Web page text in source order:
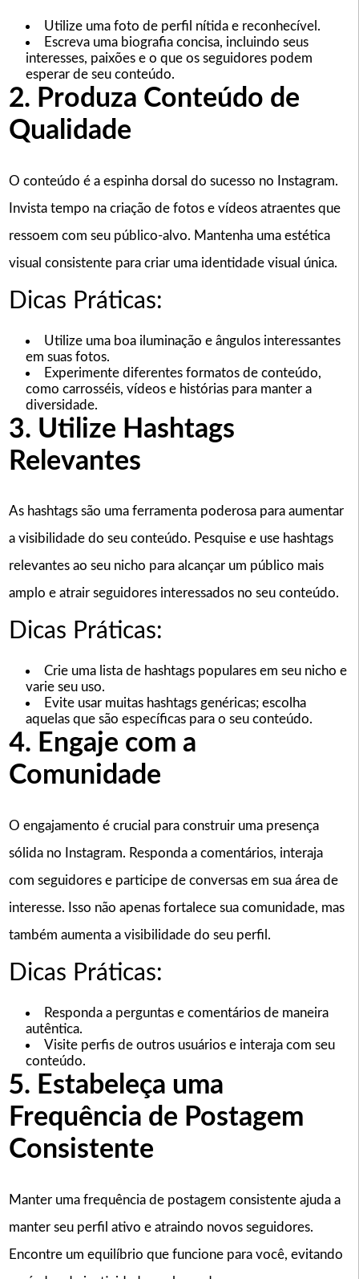
Utilize uma foto de perfil nítida e reconhecível.
Escreva uma biografia concisa, incluindo seus
interesses, paixões e o que os seguidores podem
esperar de seu conteúdo.
2. Produza Conteúdo de
Qualidade
O conteúdo é a espinha dorsal do sucesso no Instagram.
Invista tempo na criação de fotos e vídeos atraentes que
ressoem com seu público-alvo. Mantenha uma estética
visual consistente para criar uma identidade visual única.
Dicas Práticas:
Utilize uma boa iluminação e ângulos interessantes
em suas fotos.
Experimente diferentes formatos de conteúdo,
como carrosséis, vídeos e histórias para manter a
diversidade.
3. Utilize Hashtags
Relevantes
As hashtags são uma ferramenta poderosa para aumentar
a visibilidade do seu conteúdo. Pesquise e use hashtags
relevantes ao seu nicho para alcançar um público mais
amplo e atrair seguidores interessados no seu conteúdo.
Dicas Práticas:
Crie uma lista de hashtags populares em seu nicho e
varie seu uso.
Evite usar muitas hashtags genéricas; escolha
aquelas que são específicas para o seu conteúdo.
4. Engaje com a
Comunidade
O engajamento é crucial para construir uma presença
sólida no Instagram. Responda a comentários, interaja
com seguidores e participe de conversas em sua área de
interesse. Isso não apenas fortalece sua comunidade, mas
também aumenta a visibilidade do seu perfil.
Dicas Práticas:
Responda a perguntas e comentários de maneira
autêntica.
Visite perfis de outros usuários e interaja com seu
conteúdo.
5. Estabeleça uma
Frequência de Postagem
Consistente
Manter uma frequência de postagem consistente ajuda a
manter seu perfil ativo e atraindo novos seguidores.
Encontre um equilíbrio que funcione para você, evitando